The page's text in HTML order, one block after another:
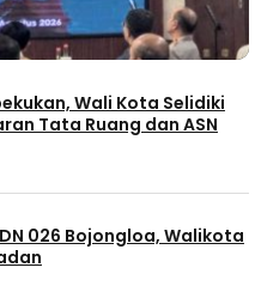
Wali Kota Selidiki
Tata Ruang dan ASN
026 Bojongloa, Walikota